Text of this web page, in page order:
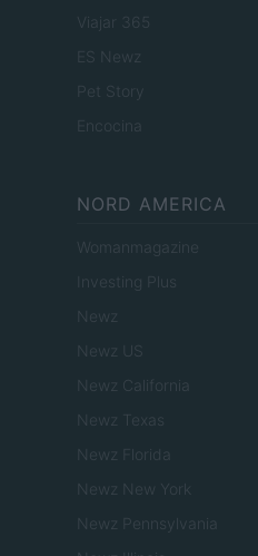
Viajar 365
ES Newz
Pet Story
Encocina
NORD AMERICA
Womanmagazine
Investing Plus
Newz
Newz US
Newz California
Newz Texas
Newz Florida
Newz New York
Newz Pennsylvania